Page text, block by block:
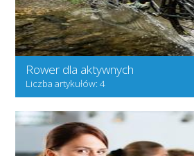
Rower dla aktywnych
Liczba artykułów: 4